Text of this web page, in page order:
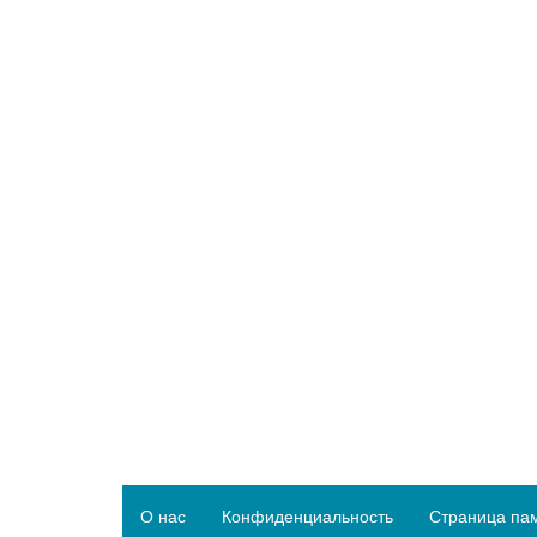
О нас Конфиденциальность Страница